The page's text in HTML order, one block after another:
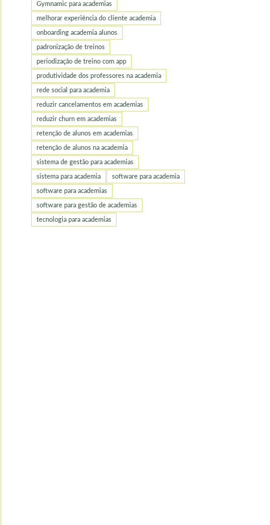
Gymnamic para academias
melhorar experiência do cliente academia
onboarding academia alunos
padronização de treinos
periodização de treino com app
produtividade dos professores na academia
rede social para academia
reduzir cancelamentos em academias
reduzir churn em academias
retenção de alunos em academias
retenção de alunos na academia
sistema de gestão para academias
sistema para academia software para academia
software para academias
software para gestão de academias
tecnologia para academias